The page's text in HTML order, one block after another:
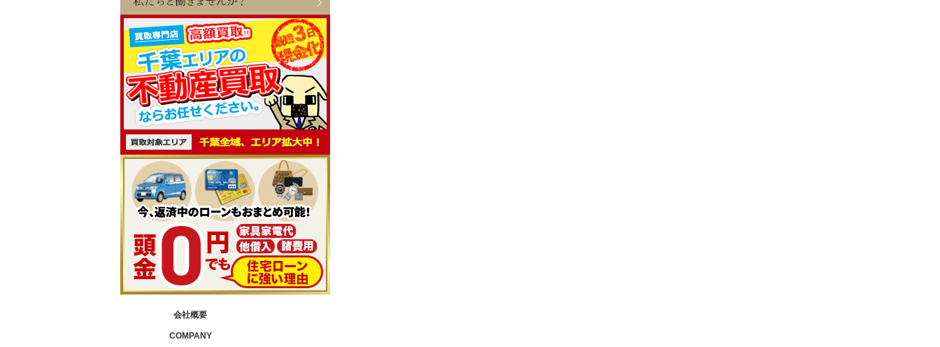
会社概要
COMPANY